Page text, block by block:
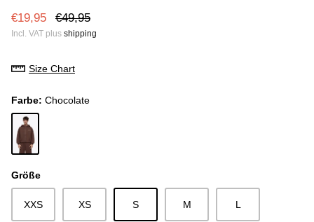
€19,95 €49,95
Incl. VAT plus shipping
Size Chart
Farbe Chocolate
Chocolate
Größe
XXS XS S M L